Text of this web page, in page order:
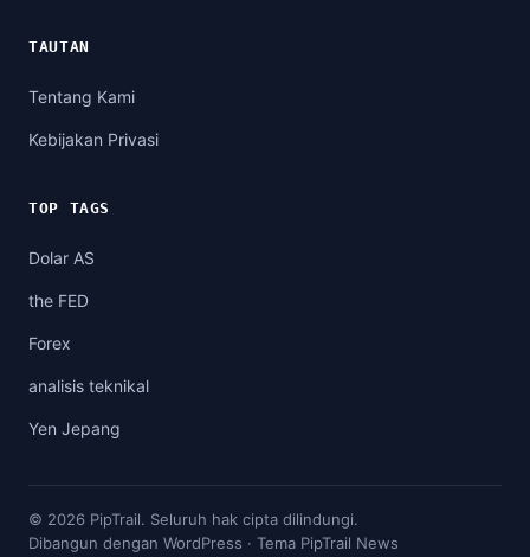
TAUTAN
Tentang Kami
Kebijakan Privasi
TOP TAGS
Dolar AS
the FED
Forex
analisis teknikal
Yen Jepang
© 2026 PipTrail. Seluruh hak cipta dilindungi.
Dibangun dengan WordPress · Tema PipTrail News